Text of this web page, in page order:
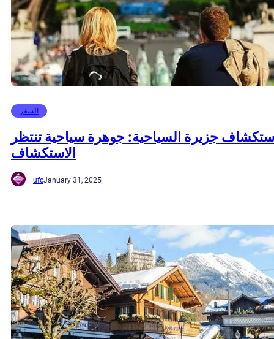
السفر
جزيرة السياحية: جوهرة سياحية تنتظر
الاستكشاف
ufcJanuary 31, 2025